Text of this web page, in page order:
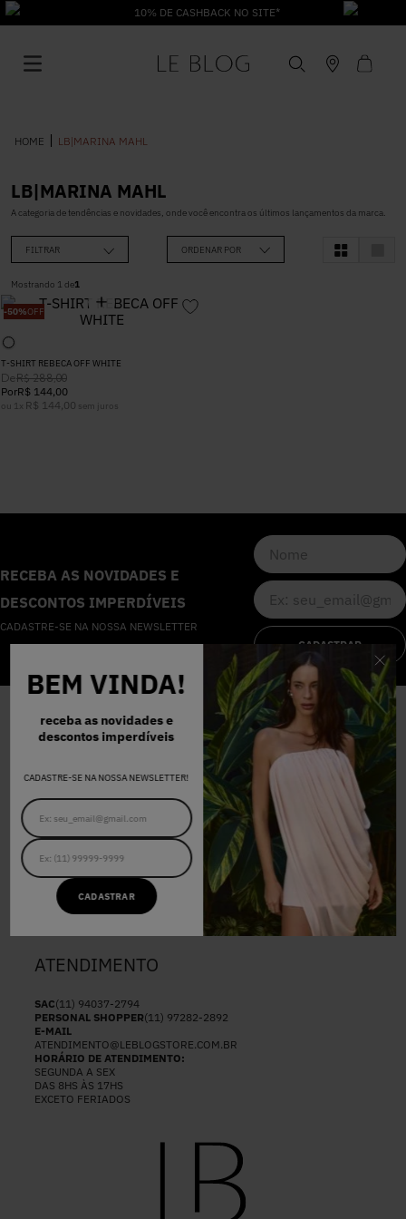
BEM VINDA!
receba as novidades e
descontos imperdíveis
CADASTRE-SE NA NOSSA NEWSLETTER!
CADASTRAR
10% DE CASHBACK NO SITE*
LB|MARINA MAHL
LB|MARINA MAHL
A categoria de tendências e novidades, onde você encontra os últimos lançamentos da marca.
FILTRAR ORDENAR POR
Mostrando 1 de1
-50%OFF
T-SHIRT REBECA OFF WHITE
DeR$ 288,00
PorR$ 144,00
ou 1 x R$ 144,00 sem juros
RECEBA AS NOVIDADES E
DESCONTOS IMPERDÍVEIS
CADASTRE-SE NA NOSSA NEWSLETTER
CADASTRAR
QUEM SOMOS
CASHBACK LEBLOG
TROCAS E DEVOLUÇÕES
TERMOS E CONDIÇÕES
NOSSAS LOJAS
ENVIOS E ENTREGAS
#LBFRIDAY
SEJA UM REVENDEDOR
ATENDIMENTO
SAC(11) 94037-2794
PERSONAL SHOPPER(11) 97282-2892
E-MAIL
ATENDIMENTO@LEBLOGSTORE.COM.BR
HORÁRIO DE ATENDIMENTO:
SEGUNDA A SEX
DAS 8HS ÀS 17HS
EXCETO FERIADOS
1º Vestido
2º Roupas
Jeans
4º Blusa
9º Camisa
10 Vestido Branco